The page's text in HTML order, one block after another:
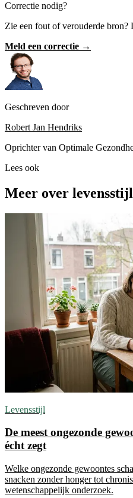
Correctie nodig?
Zie een fout of verouderde bron?
Meld een correctie →
Geschreven door
Robert Jan Hendriks
Oprichter van Optimale
Lees ook
Meer over levensstijl
Levensstijl
De meest ongezonde
écht zegt
Welke ongezonde gewoontes
snacken zonder honger tot
wetenschappelijk onderzoek.